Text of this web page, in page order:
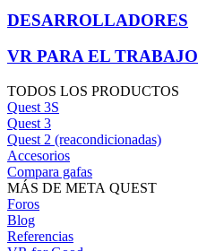
DESARROLLADORES
VR PARA EL TRABAJO
TODOS LOS PRODUCTOS
Quest 3S
Quest 3
Quest 2 (reacondicionadas)
Accesorios
Compara gafas
MÁS DE META QUEST
Foros
Blog
Referencias